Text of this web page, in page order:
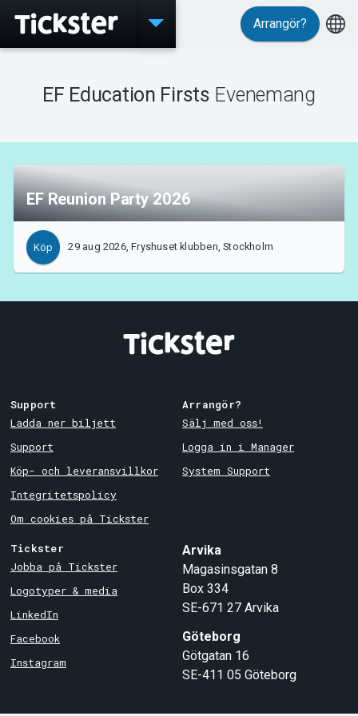
Evenemang
Support
Om Tickster
Arrangör?
EF Education Firsts Evenemang
EF Reunion Party 2026
Köp 29 aug 2026, Fryshuset klubben, Stockholm
Support
Ladda ner biljett
Support
Köp- och leveransvillkor
Integritetspolicy
Om cookies på Tickster
Arrangör?
Sälj med oss!
Logga in i Manager
System Support
Tickster
Jobba på Tickster
Logotyper & media
LinkedIn
Facebook
Instagram
Arvika
Magasinsgatan 8
Box 334
SE-671 27 Arvika
Göteborg
Götgatan 16
SE-411 05 Göteborg